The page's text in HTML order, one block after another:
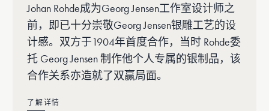
Johan Rohde成为Georg Jensen工作室设计师之
前，即已十分崇敬Georg Jensen银雕工艺的设
计感。双方于1904年首度合作，当时 Rohde委
托 Georg Jensen 制作他个人专属的银制品，该
合作关系亦造就了双赢局面。
了解详情